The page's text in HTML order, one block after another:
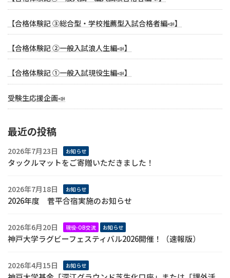
【合格体験記 ③総合型・学校推薦型入試合格者編📣】
【合格体験記 ②一般入試浪人生編📣】
【合格体験記 ①一般入試現役生編📣】
受験生応援企画📣
最近の投稿
2026年7月23日 お知らせ
タックルマットをご寄贈いただきました！
2026年7月18日 お知らせ
2026年度 菅平合宿実施のお知らせ
2026年6月20日 現役-OB交流 お知らせ
神戸大学ラグビーフェスティバル2026開催！（速報版）
2026年4月15日 お知らせ